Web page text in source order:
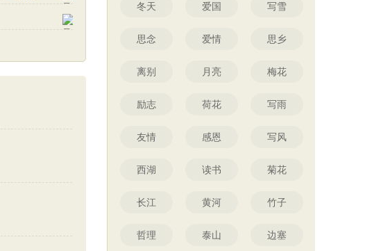
范成大
冬天 爱国 写雪
思念 爱情 思乡
离别 月亮 梅花
励志 荷花 写雨
友情 感恩 写风
西湖 读书 菊花
长江 黄河 竹子
哲理 泰山 边塞